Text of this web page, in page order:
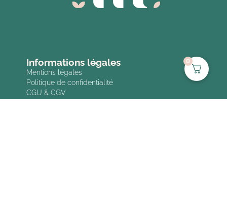
Informations légales
Mentions légales
Politique de confidentialité
CGU & CGV
0